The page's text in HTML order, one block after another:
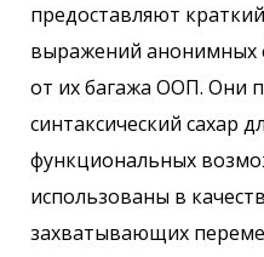
предоставляют
выражений анонимных
от их багажа ООП. Они
синтаксический сахар
функциональных
использованы в
захватывающих